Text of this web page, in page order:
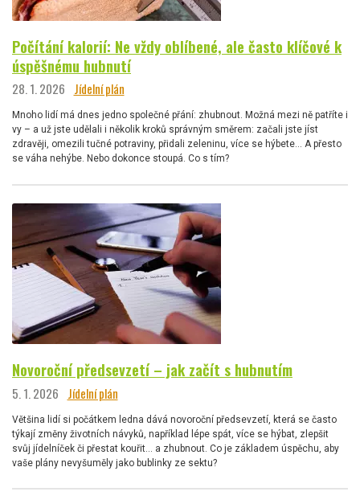
Počítání kalorií: Ne vždy oblíbené, ale často klíčové k
úspěšnému hubnutí
28. 1. 2026 Jídelní plán
Mnoho lidí má dnes jedno společné přání: zhubnout. Možná mezi ně patříte i
vy – a už jste udělali i několik kroků správným směrem: začali jste jíst
zdravěji, omezili tučné potraviny, přidali zeleninu, více se hýbete… A přesto
se váha nehýbe. Nebo dokonce stoupá. Co s tím?
Novoroční předsevzetí – jak začít s hubnutím
5. 1. 2026 Jídelní plán
Většina lidí si počátkem ledna dává novoroční předsevzetí, která se často
týkají změny životních návyků, například lépe spát, více se hýbat, zlepšit
svůj jídelníček či přestat kouřit… a zhubnout. Co je základem úspěchu, aby
vaše plány nevyšuměly jako bublinky ze sektu?